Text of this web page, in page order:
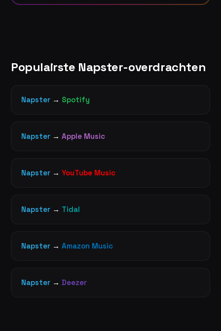
Populairste Napster-overdrachten
Napster → Spotify
Napster → Apple Music
Napster → YouTube Music
Napster → Tidal
Napster → Amazon Music
Napster → Deezer